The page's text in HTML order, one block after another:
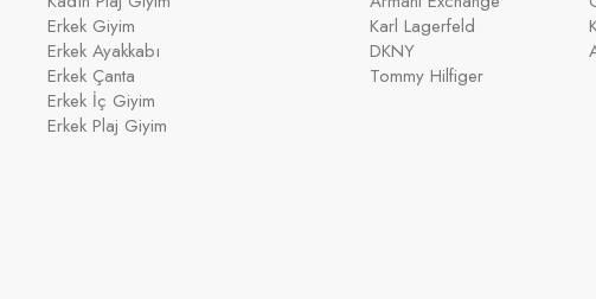
Erkek Giyim
Erkek Ayakkabı
Erkek Çanta
Erkek İç Giyim
Erkek Plaj Giyim
Karl Lagerfeld
DKNY
Tommy Hilfiger